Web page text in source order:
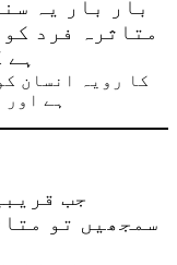
بار بار یہ
متاثرہ فرد
ہے اور
جب
سمجھیں تو